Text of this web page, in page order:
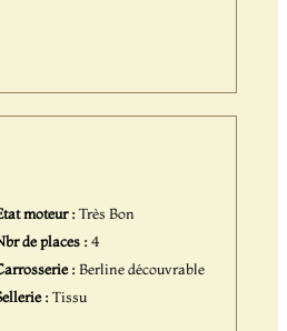
moteur :Très Bon
de places :4
:Berline découvrable
:Tissu